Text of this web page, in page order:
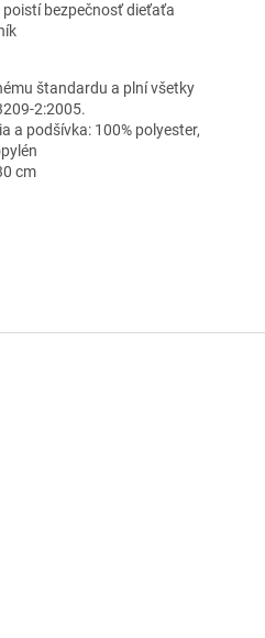
bezpečnosť dieťaťa
štandardu a plní všetky
2:2005.
a podšívka: 100% polyester,
cm